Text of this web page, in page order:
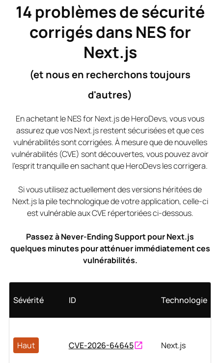
14 problèmes de sécurité
corrigés dans NES for
Next.js
(et nous en recherchons toujours
d'autres)
En achetant le NES for Next.js de HeroDevs, vous vous
assurez que vos Next.js restent sécurisées et que ces
vulnérabilités sont corrigées. À mesure que de nouvelles
vulnérabilités (CVE) sont découvertes, vous pouvez avoir
l'esprit tranquille en sachant que HeroDevs les corrigera.
Si vous utilisez actuellement des versions héritées de
Next.js la pile technologique de votre application, celle-ci
est vulnérable aux CVE répertoriées ci-dessous.
Passez à Never-Ending Support pour Next.js
quelques minutes pour atténuer immédiatement ces
vulnérabilités.
Sévérité ID Technologie
Haut CVE-2026-64645 Next.js